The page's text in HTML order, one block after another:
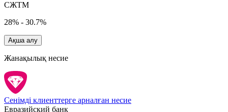
СЖТМ
28% - 30.7%
Ақша алу
Жанақылық несие
Сенімді клиенттерге арналған несие
Евразийский банк